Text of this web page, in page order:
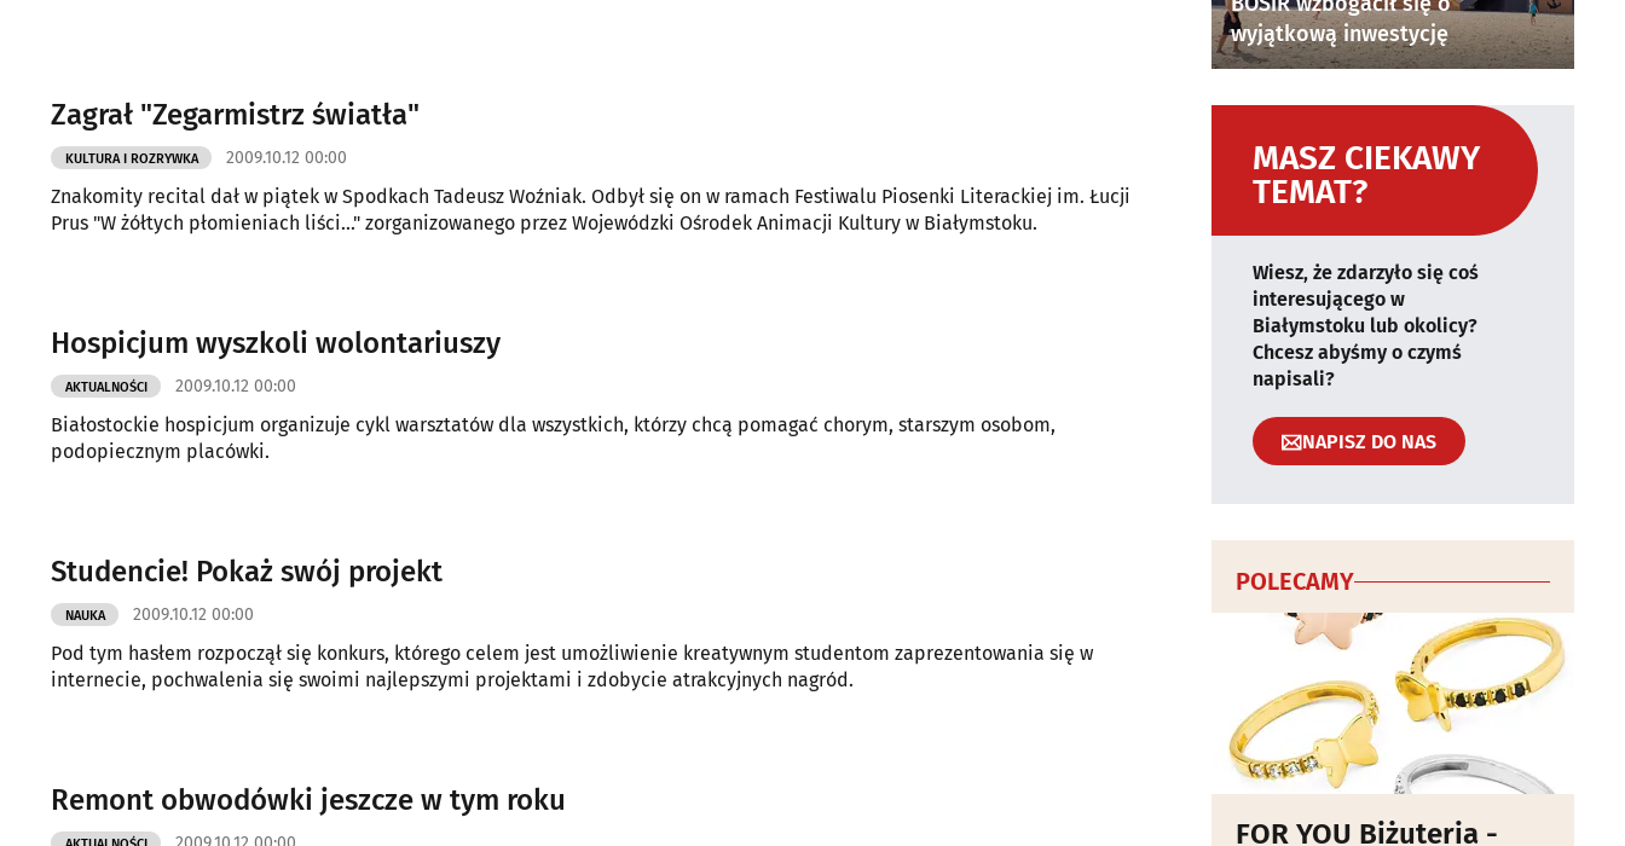
Zagrał "Zegarmistrz światła"
KULTURA I ROZRYWKA 2009.10.12 00:00
Znakomity recital dał w piątek w Spodkach Tadeusz Woźniak. Odbył się on w ramach Festiwalu Piosenki Literackiej im. Łucji
Prus "W żółtych płomieniach liści..." zorganizowanego przez Wojewódzki Ośrodek Animacji Kultury w Białymstoku.
Hospicjum wyszkoli wolontariuszy
AKTUALNOŚCI 2009.10.12 00:00
Białostockie hospicjum organizuje cykl warsztatów dla wszystkich, którzy chcą pomagać chorym, starszym osobom,
podopiecznym placówki.
Studencie! Pokaż swój projekt
NAUKA 2009.10.12 00:00
Pod tym hasłem rozpoczął się konkurs, którego celem jest umożliwienie kreatywnym studentom zaprezentowania się w
internecie, pochwalenia się swoimi najlepszymi projektami i zdobycie atrakcyjnych nagród.
Remont obwodówki jeszcze w tym roku
wyjątkową inwestycję
MASZ CIEKAWY
TEMAT?
Wiesz, że zdarzyło się coś
interesującego w
Białymstoku lub okolicy?
Chcesz abyśmy o czymś
napisali?
NAPISZ DO NAS
POLECAMY
FOR YOU Biżuteria -